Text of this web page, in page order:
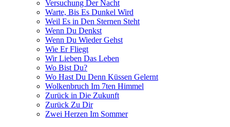
Versuchung Der Nacht
Warte, Bis Es Dunkel Wird
Weil Es in Den Sternen Steht
Wenn Du Denkst
Wenn Du Wieder Gehst
Wie Er Fliegt
Wir Lieben Das Leben
Wo Bist Du?
Wo Hast Du Denn Küssen Gelernt
Wolkenbruch Im 7ten Himmel
Zurück in Die Zukunft
Zurück Zu Dir
Zwei Herzen Im Sommer